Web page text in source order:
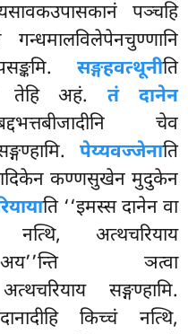
पञ्चहि
गन्धमालविलेपेनचुण्णानि
सङ्गहवत्थूनीति
तेहि अहं.तं दानेन
चेव
पेय्यवज्जेनाति
कण्णसुखेन मुदुकेन
ति ‘‘इमस्स दानेन वा
अत्थचरियाय
अय’’न्ति ञत्वा
सङ्गण्हामि.
किच्चं नत्थि,